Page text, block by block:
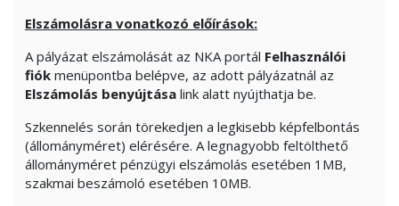
Elszámolásra vonatkozó előírások:
A pályázat elszámolását az NKA portál Felhasználói
fiók menüpontba belépve, az adott pályázatnál az
Elszámolás benyújtása link alatt nyújthatja be.
Szkennelés során törekedjen a legkisebb képfelbontás
(állományméret) elérésére. A legnagyobb feltölthető
állományméret pénzügyi elszámolás esetében 1MB,
szakmai beszámoló esetében 10MB.